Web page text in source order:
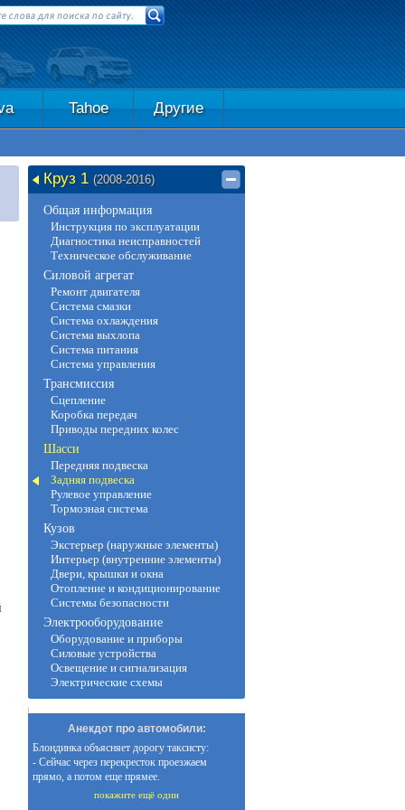
Tahoe Другие
Круз 1 (2008-2016)
Общая информация
Инструкция по эксплуатации
Диагностика неисправностей
Техническое обслуживание
Силовой агрегат
Ремонт двигателя
Система смазки
Система охлаждения
Система выхлопа
Система питания
Система управления
Трансмиссия
Сцепление
Коробка передач
Приводы передних колес
Шасси
Передняя подвеска
Задняя подвеска
Рулевое управление
Тормозная система
Кузов
Экстерьер (наружные элементы)
Интерьер (внутренние элементы)
Двери, крышки и окна
Отопление и кондиционирование
Системы безопасности
Электрооборудование
Оборудование и приборы
Силовые устройства
Освещение и сигнализация
Электрические схемы
Анекдот про автомобили:
Блондинка объясняет дорогу таксисту:
- Сейчас через перекресток проезжаем
прямо, а потом еще прямее.
покажите ещё один